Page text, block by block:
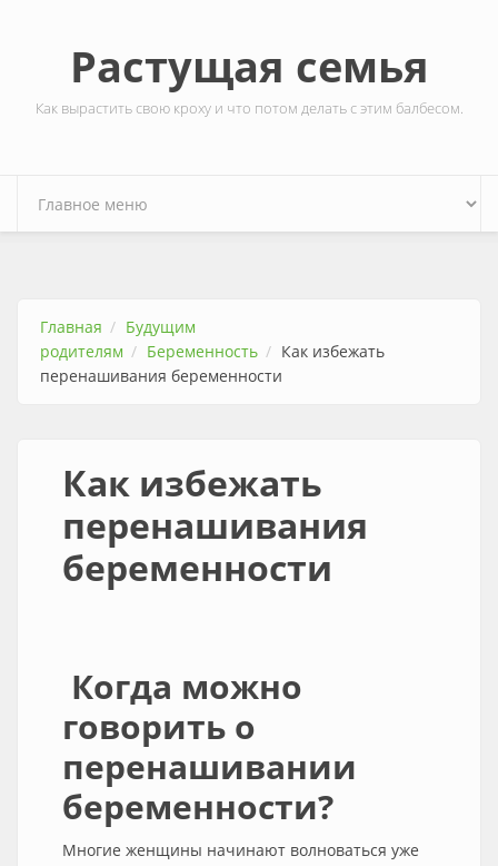
Растущая семья
Как вырастить свою кроху и что потом делать с этим балбесом.
Главная
Будущим
родителям
Беременность
Как избежать
перенашивания беременности
Как избежать
перенашивания
беременности
Когда можно
говорить о
перенашивании
беременности?
Многие женщины начинают волноваться уже